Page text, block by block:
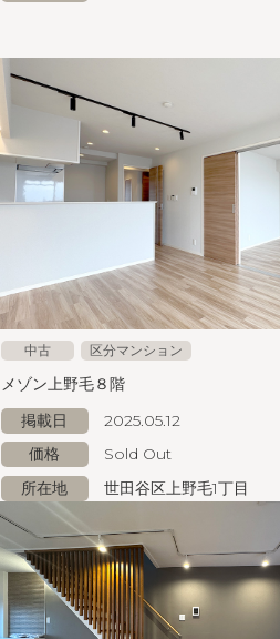
メゾン上野毛８階
掲載日
2025.05.12
価格
Sold Out
所在地
世田谷区上野毛1丁目
中古 区分マンション